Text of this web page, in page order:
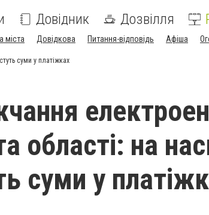
Довідник Дозвілля
міста Довідкова Питання-відповідь Афіша
суми у платіжках
області: на
суми у